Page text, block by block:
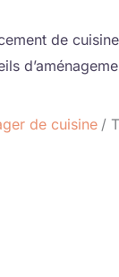
de cuisine
de cuisine